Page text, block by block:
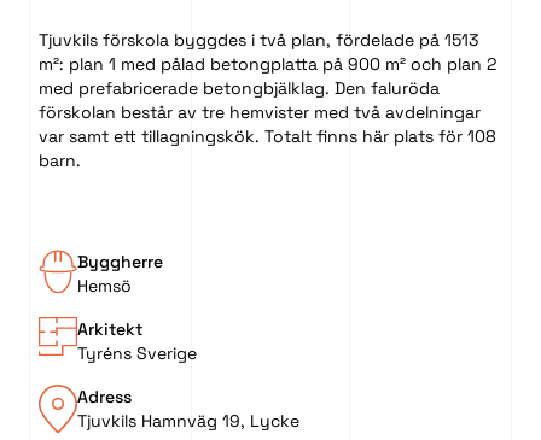
Tjuvkils förskola byggdes i två plan, fördelade på 1513
m²: plan 1 med pålad betongplatta på 900 m² och plan 2
med prefabricerade betongbjälklag. Den faluröda
förskolan består av tre hemvister med två avdelningar
var samt ett tillagningskök. Totalt finns här plats för 108
barn.
Byggherre
Hemsö
Arkitekt
Tyréns Sverige
Adress
Tjuvkils Hamnväg 19, Lycke